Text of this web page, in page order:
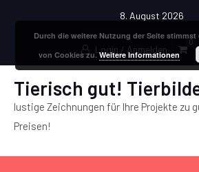
8. August 2026
Login / Anmelden
0
Tierisch gut!
lustige Zeichnungen für Ihre Projekte zu
Preisen!
Durch die weitere Nutzung der Seite
von Cookies zu.Weitere Informationen